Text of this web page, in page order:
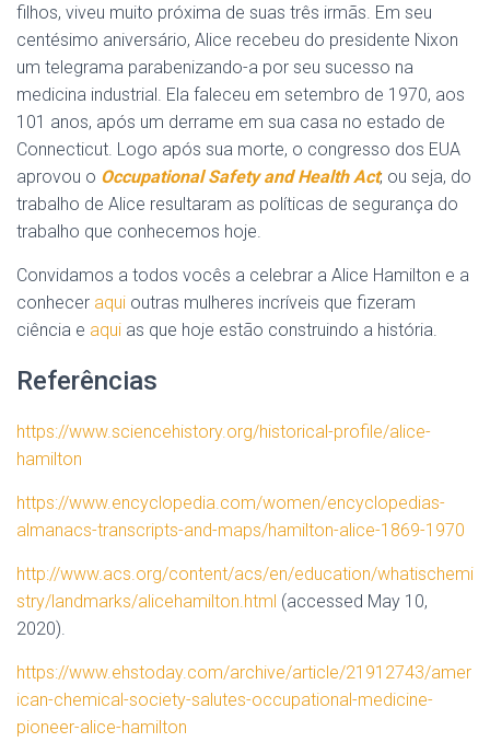
filhos, viveu muito próxima de suas três irmãs. Em seu
centésimo aniversário, Alice recebeu do presidente Nixon
um telegrama parabenizando-a por seu sucesso na
medicina industrial. Ela faleceu em setembro de 1970, aos
101 anos, após um derrame em sua casa no estado de
Connecticut. Logo após sua morte, o congresso dos EUA
aprovou o Occupational Safety and Health Act; ou seja, do
trabalho de Alice resultaram as políticas de segurança do
trabalho que conhecemos hoje.
Convidamos a todos vocês a celebrar a Alice Hamilton e a
conhecer aqui outras mulheres incríveis que fizeram
ciência e aqui as que hoje estão construindo a história.
Referências
https://www.sciencehistory.org/historical-profile/alice-
hamilton
https://www.encyclopedia.com/women/encyclopedias-
almanacs-transcripts-and-maps/hamilton-alice-1869-1970
http://www.acs.org/content/acs/en/education/whatischemi
stry/landmarks/alicehamilton.html (accessed May 10,
2020).
https://www.ehstoday.com/archive/article/21912743/amer
ican-chemical-society-salutes-occupational-medicine-
pioneer-alice-hamilton